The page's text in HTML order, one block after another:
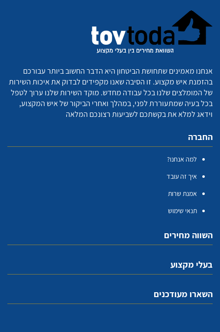
אנחנו מאמינים שתחושת הביטחון היא הדבר החשוב ביותר עבורכם
בהזמנת איש מקצוע. זו הסיבה שאנו מקפידים לבדוק את איכות השירות
של המומלצים שלנו בכל עבודה מחדש. מוקד השירות שלנו ערוך לטפל
בכל בעיה שמתעוררת לפני, במהלך ואחרי הביקור של איש המקצוע,
וידאג למלא את בקשתכם לשביעות רצונכם המלאה
החברה
למה אנחנו?
איך זה עובד
אמנת שרות
תנאי שימוש
השווה מחירים
בעלי מקצוע
השארו מעודכנים